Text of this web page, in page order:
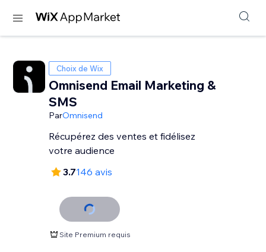
Choix de Wix
Omnisend Email Marketing &
SMS
ParOmnisend
Récupérez des ventes et fidélisez
votre audience
3.7146 avis
Site Premium requis